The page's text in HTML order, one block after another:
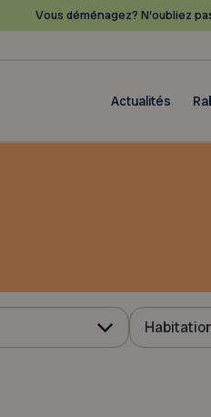
Vous déménagez? N’oubliez
Actualités